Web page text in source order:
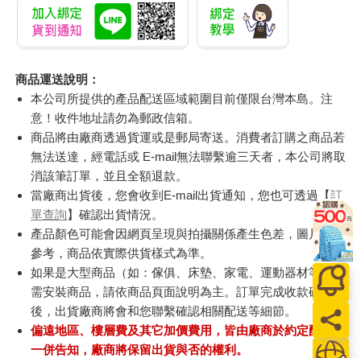
商品運送說明：
本公司所提供的產品配送區域範圍目前僅限台灣本島。注
意！收件地址請勿為郵政信箱。
商品將由廠商透過貨運或是郵局寄送。消費者訂購之商品若
無法送達，經電話或 E-mail無法聯繫逾三天者，本公司將取
消該筆訂單，並且全額退款。
當廠商出貨後，您會收到E-mail出貨通知，您也可透過【訂
單查詢】確認出貨情況。
產品顏色可能會因網頁呈現與拍攝關係產生色差，圖片僅供
參考，商品依實際供貨樣式為準。
如果是大型商品（如：傢俱、床墊、家電、運動器材等）及
需安裝商品，請依商品頁面說明為主。訂單完成收款確認
後，出貨廠商將會和您聯繫確認相關配送等細節。
偏遠地區、樓層費及其它加價費用，皆由廠商於約定配送時
一併告知，廠商將保留出貨與否的權利。